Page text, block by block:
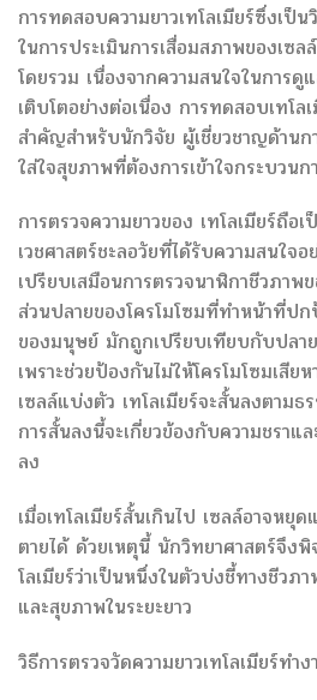
การทดสอบความยาวเทโลเมียร์ซึ่งเป็
ในการประเมินการเสื่อมสภาพของเซ
โดยรวม เนื่องจากความสนใจในการ
เติบโตอย่างต่อเนื่อง การทดสอบเทโล
สำคัญสำหรับนักวิจัย ผู้เชี่ยวชาญด้าน
ใส่ใจสุขภาพที่ต้องการเข้าใจกระบวน
การตรวจความยาวของ เทโลเมียร์ถือ
เวชศาสตร์ชะลอวัยที่ได้รับความสนใจ
เปรียบเสมือนการตรวจนาฬิกาชีวภาพ
ส่วนปลายของโครโมโซมที่ทำหน้าที่ปก
ของมนุษย์ มักถูกเปรียบเทียบกับปลา
เพราะช่วยป้องกันไม่ให้โครโมโซมเสี
เซลล์แบ่งตัว เทโลเมียร์จะสั้นลงตามธ
การสั้นลงนี้จะเกี่ยวข้องกับความชราแ
ลง
เมื่อเทโลเมียร์สั้นเกินไป เซลล์อาจหยุ
ตายได้ ด้วยเหตุนี้ นักวิทยาศาสตร์จึงพิ
โลเมียร์ว่าเป็นหนึ่งในตัวบ่งชี้ทางชีวภ
และสุขภาพในระยะยาว
วิธีการตรวจวัดความยาวเทโลเมียร์ทำง